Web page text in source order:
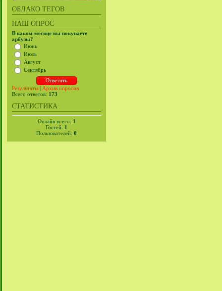
ОБЛАКО ТЕГОВ
НАШ ОПРОС
В каком месяце вы покупаете
арбузы?
Июнь
Июль
Август
Сентябрь
Результаты | Архив опросов
Всего ответов: 173
СТАТИСТИКА
Онлайн всего: 1
Гостей: 1
Пользователей: 0